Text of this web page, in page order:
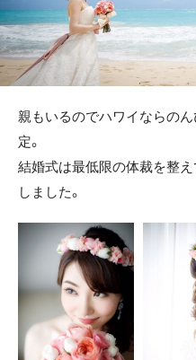
親もいるのでハワイならの
定。
結婚式は最低限の体裁を整え
しました。